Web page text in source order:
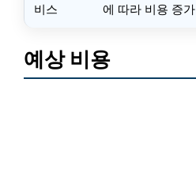
비스
에 따라 비용 증가
예상 비용